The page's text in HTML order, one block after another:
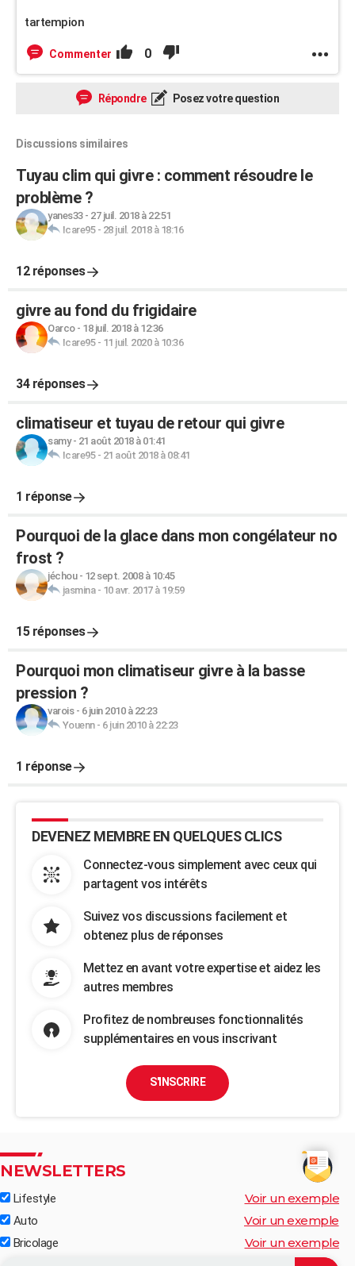
tartempion
Commenter 0
Répondre Posez votre question
Discussions similaires
Tuyau clim qui givre : comment résoudre le
problème ?
yanes33- 27 juil. 2018 à 22:51
Icare95- 28 juil. 2018 à 18:16
12 réponses
givre au fond du frigidaire
Oarco- 18 juil. 2018 à 12:36
Icare95- 11 juil. 2020 à 10:36
34 réponses
climatiseur et tuyau de retour qui givre
samy- 21 août 2018 à 01:41
Icare95- 21 août 2018 à 08:41
1 réponse
Pourquoi de la glace dans mon congélateur no
frost ?
jéchou- 12 sept. 2008 à 10:45
jasmina- 10 avr. 2017 à 19:59
15 réponses
Pourquoi mon climatiseur givre à la basse
pression ?
varois- 6 juin 2010 à 22:23
Youenn- 6 juin 2010 à 22:23
1 réponse
DEVENEZ MEMBRE EN QUELQUES CLICS
Connectez-vous simplement avec ceux qui
partagent vos intérêts
Suivez vos discussions facilement et
obtenez plus de réponses
Mettez en avant votre expertise et aidez les
autres membres
Profitez de nombreuses fonctionnalités
supplémentaires en vous inscrivant
S'INSCRIRE
NEWSLETTERS
Lifestyle Voir un exemple
Auto Voir un exemple
Bricolage Voir un exemple